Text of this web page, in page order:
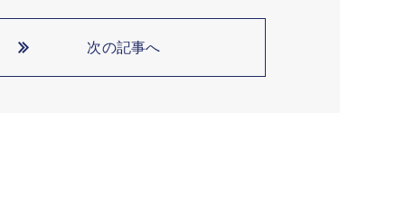
次の記事へ